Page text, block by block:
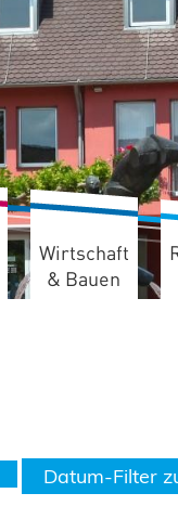
Wirtschaft
& Bauen
Datum-Filter